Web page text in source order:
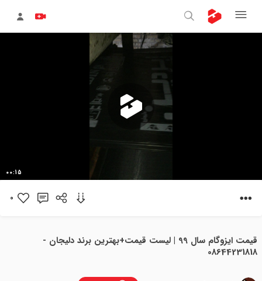
00:15
0
قیمت ایزوگام سال 99 | لیست قیمت+بهترین برند دلیجان -
08644231818